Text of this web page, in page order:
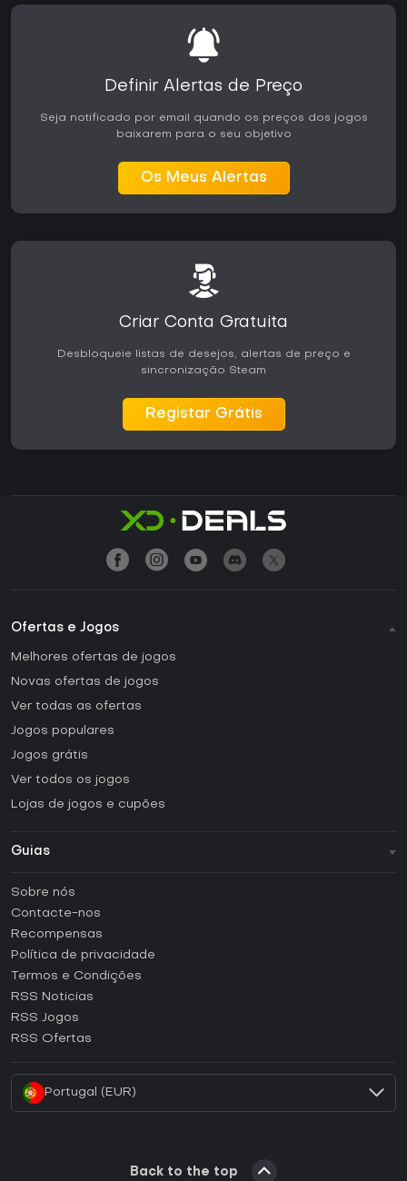
Definir Alertas de Preço
Seja notificado por email quando os preços dos jogos
baixarem para o seu objetivo
Os Meus Alertas
Criar Conta Gratuita
Desbloqueie listas de desejos, alertas de preço e
sincronização Steam
Registar Grátis
Ofertas e Jogos
Melhores ofertas de jogos
Novas ofertas de jogos
Ver todas as ofertas
Jogos populares
Jogos grátis
Ver todos os jogos
Lojas de jogos e cupões
Guias
Como ativar uma CD Key Steam?
Como ativar uma CD Key Epic Games?
Como ativar uma CD Key GOG?
Como ativar uma CD Key Ubisoft Connect?
Sobre nós
Contacte-nos
Recompensas
Política de privacidade
Termos e Condições
RSS Noticias
RSS Jogos
RSS Ofertas
Portugal (EUR)
Back to the top